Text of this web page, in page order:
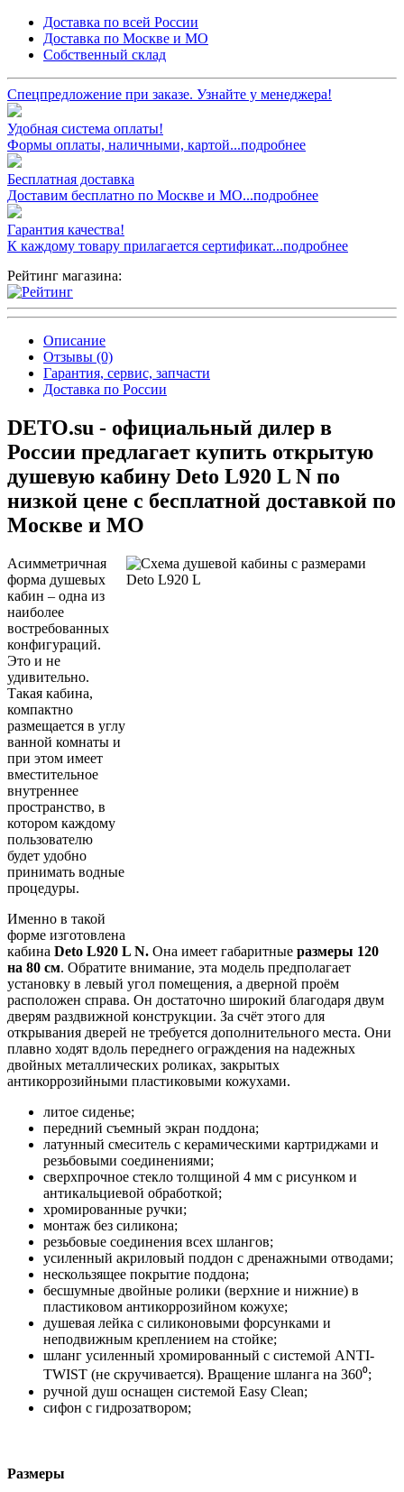
Доставка по всей России
Доставка по Москве и МО
Собственный склад
Спецпредложение при заказе. Узнайте у менеджера!
Удобная система оплаты!
Формы оплаты, наличными, картой...подробнее
Бесплатная доставка
Доставим бесплатно по Москве и МО...подробнее
Гарантия качества!
К каждому товару прилагается сертификат...подробнее
Рейтинг магазина:
Описание
Отзывы (0)
Гарантия, сервис, запчасти
Доставка по России
DETO.su - официальный дилер в
России предлагает купить открытую
душевую кабину Deto L920 L N по
низкой цене с бесплатной доставкой по
Москве и МО
Асимметричная
форма душевых
кабин – одна из
наиболее
востребованных
конфигураций.
Это и не
удивительно.
Такая кабина,
компактно
размещается в углу
ванной комнаты и
при этом имеет
вместительное
внутреннее
пространство, в
котором каждому
пользователю
будет удобно
принимать водные
процедуры.
Именно в такой
форме изготовлена
кабина Deto L920 L N. Она имеет габаритные размеры 120
на 80 см. Обратите внимание, эта модель предполагает
установку в левый угол помещения, а дверной проём
расположен справа. Он достаточно широкий благодаря двум
дверям раздвижной конструкции. За счёт этого для
открывания дверей не требуется дополнительного места. Они
плавно ходят вдоль переднего ограждения на надежных
двойных металлических роликах, закрытых
антикоррозийными пластиковыми кожухами.
литое сиденье;
передний съемный экран поддона;
латунный смеситель с керамическими картриджами и
резьбовыми соединениями;
сверхпрочное стекло толщиной 4 мм с рисунком и
антикальциевой обработкой;
хромированные ручки;
монтаж без силикона;
резьбовые соединения всех шлангов;
усиленный акриловый поддон с дренажными отводами;
нескользящее покрытие поддона;
бесшумные двойные ролики (верхние и нижние) в
пластиковом антикоррозийном кожухе;
душевая лейка с силиконовыми форсунками и
неподвижным креплением на стойке;
шланг усиленный хромированный с системой ANTI-
TWIST (не скручивается). Вращение шланга на 360⁰;
ручной душ оснащен системой Easy Clean;
сифон с гидрозатвором;
Размеры